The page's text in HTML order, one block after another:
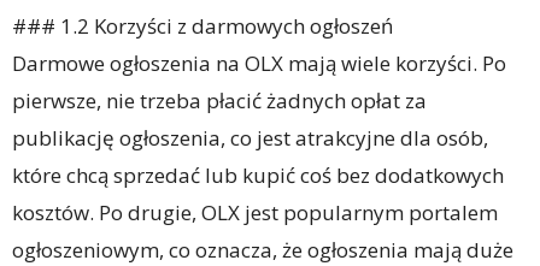
### 1.2 Korzyści z darmowych ogłoszeń
Darmowe ogłoszenia na OLX mają wiele korzyści. Po
pierwsze, nie trzeba płacić żadnych opłat za
publikację ogłoszenia, co jest atrakcyjne dla osób,
które chcą sprzedać lub kupić coś bez dodatkowych
kosztów. Po drugie, OLX jest popularnym portalem
ogłoszeniowym, co oznacza, że ogłoszenia mają duże